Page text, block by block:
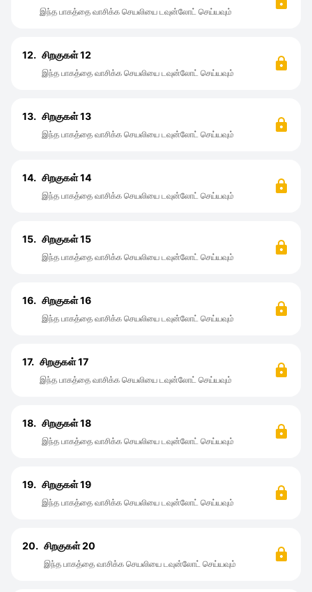
இந்த பாகத்தை வாசிக்க செயலியை டவுன்லோட் செய்யவும்
12. சிறகுகள் 12
இந்த பாகத்தை வாசிக்க செயலியை டவுன்லோட் செய்யவும்
13. சிறகுகள் 13
இந்த பாகத்தை வாசிக்க செயலியை டவுன்லோட் செய்யவும்
14. சிறகுகள் 14
இந்த பாகத்தை வாசிக்க செயலியை டவுன்லோட் செய்யவும்
15. சிறகுகள் 15
இந்த பாகத்தை வாசிக்க செயலியை டவுன்லோட் செய்யவும்
16. சிறகுகள் 16
இந்த பாகத்தை வாசிக்க செயலியை டவுன்லோட் செய்யவும்
17. சிறகுகள் 17
இந்த பாகத்தை வாசிக்க செயலியை டவுன்லோட் செய்யவும்
18. சிறகுகள் 18
இந்த பாகத்தை வாசிக்க செயலியை டவுன்லோட் செய்யவும்
19. சிறகுகள் 19
இந்த பாகத்தை வாசிக்க செயலியை டவுன்லோட் செய்யவும்
20. சிறகுகள் 20
இந்த பாகத்தை வாசிக்க செயலியை டவுன்லோட் செய்யவும்